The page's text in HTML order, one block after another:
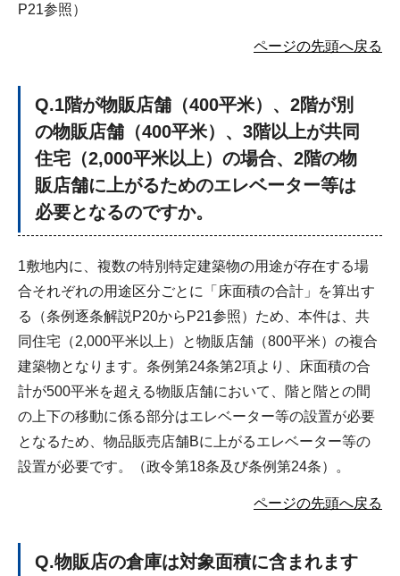
P21参照）
ページの先頭へ戻る
Q.1階が物販店舗（400平米）、2階が別
の物販店舗（400平米）、3階以上が共同
住宅（2,000平米以上）の場合、2階の物
販店舗に上がるためのエレベーター等は
必要となるのですか。
1敷地内に、複数の特別特定建築物の用途が存在する場
合それぞれの用途区分ごとに「床面積の合計」を算出す
る（条例逐条解説P20からP21参照）ため、本件は、共
同住宅（2,000平米以上）と物販店舗（800平米）の複合
建築物となります。条例第24条第2項より、床面積の合
計が500平米を超える物販店舗において、階と階との間
の上下の移動に係る部分はエレベーター等の設置が必要
となるため、物品販売店舗Bに上がるエレベーター等の
設置が必要です。（政令第18条及び条例第24条）。
ページの先頭へ戻る
Q.物販店の倉庫は対象面積に含まれます